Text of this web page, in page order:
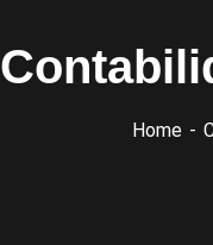
Home